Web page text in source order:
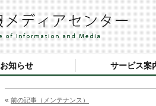
お知らせ サービス案
« 前の記事（メンテナンス）